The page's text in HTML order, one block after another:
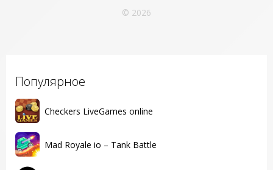
Популярное
Checkers LiveGames online
Mad Royale io – Tank Battle
© 2026